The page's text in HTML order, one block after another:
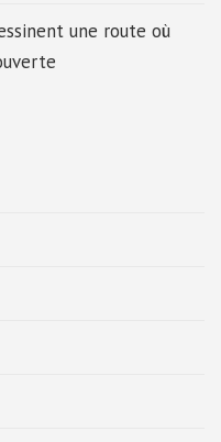
une route où